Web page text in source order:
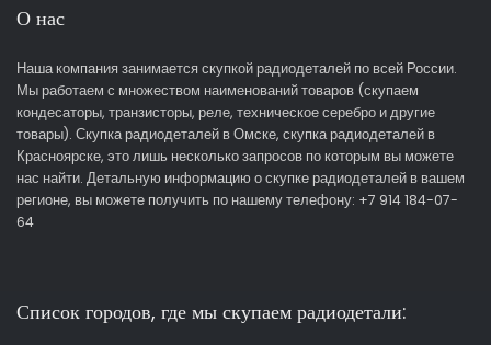
О нас
Наша компания занимается скупкой радиодеталей по всей России.
Мы работаем с множеством наименований товаров (скупаем
кондесаторы, транзисторы, реле, техническое серебро и другие
товары). Скупка радиодеталей в Омске, скупка радиодеталей в
Красноярске, это лишь несколько запросов по которым вы можете
нас найти. Детальную информацию о скупке радиодеталей в вашем
регионе, вы можете получить по нашему телефону: +7 914 184-07-
64
Список городов, где мы скупаем радиодетали: